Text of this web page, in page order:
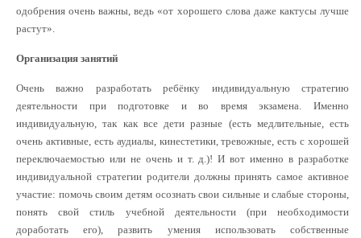
одобрения очень важны, ведь «от хорошего слова даже кактусы лучше
растут».
Организация занятий
Очень важно разработать ребёнку индивидуальную стратегию
деятельности при подготовке и во время экзамена. Именно
индивидуальную, так как все дети разные (есть медлительные, есть
очень активные, есть аудиалы, кинестетики, тревожные, есть с хорошей
переключаемостью или не очень и т. д.)! И вот именно в разработке
индивидуальной стратегии родители должны принять самое активное
участие: помочь своим детям осознать свои сильные и слабые стороны,
понять свой стиль учебной деятельности (при необходимости
доработать его), развить умения использовать собственные